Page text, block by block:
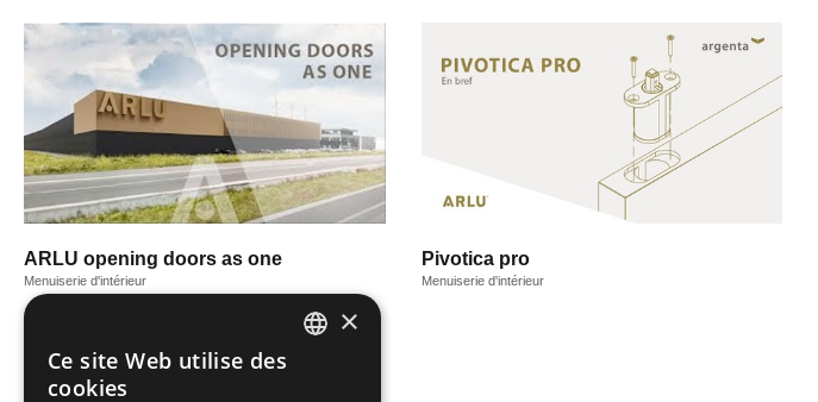
ARLU opening doors as one
Menuiserie d'intérieur
Pivotica pro
Menuiserie d'intérieur
×
Ce site Web utilise des
cookies